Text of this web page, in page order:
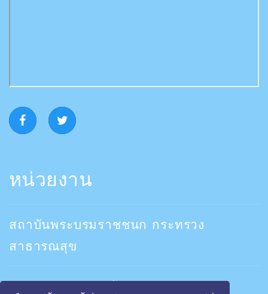
หน่วยงาน
สถาบันพระบรมราชชนก กระทรวง
สาธารณสุข
คณะพยาบาลสถาบันพระบรมราชชนก